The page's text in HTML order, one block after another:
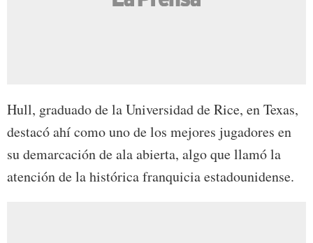
Hull, graduado de la Universidad de Rice, en Texas,
destacó ahí como uno de los mejores jugadores en
su demarcación de ala abierta, algo que llamó la
atención de la histórica franquicia estadounidense.